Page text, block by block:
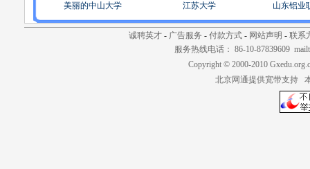
美丽的中山大学 江苏大学 山东铝业
诚聘英才- 广告服务 - 付款方式- 网站声明 - 联系
服务热线电话： 86-10-87839609
Copyright © 2000-2010
北京网通提供宽带支持